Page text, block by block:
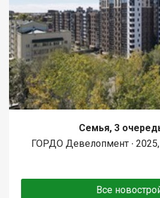
Семья, 3
ГОРДО Девелопмент ∙ 2025,
Все